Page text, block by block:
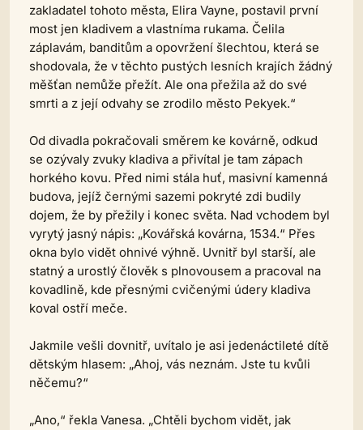
zakladatel tohoto města, Elira Vayne, postavil první
most jen kladivem a vlastníma rukama. Čelila
záplavám, banditům a opovržení šlechtou, která se
shodovala, že v těchto pustých lesních krajích žádný
měšťan nemůže přežít. Ale ona přežila až do své
smrti a z její odvahy se zrodilo město Pekyek.“
Od divadla pokračovali směrem ke kovárně, odkud
se ozývaly zvuky kladiva a přivítal je tam zápach
horkého kovu. Před nimi stála huť, masivní kamenná
budova, jejíž černými sazemi pokryté zdi budily
dojem, že by přežily i konec světa. Nad vchodem byl
vyrytý jasný nápis: „Kovářská kovárna, 1534.“ Přes
okna bylo vidět ohnivé výhně. Uvnitř byl starší, ale
statný a urostlý člověk s plnovousem a pracoval na
kovadlině, kde přesnými cvičenými údery kladiva
koval ostří meče.
Jakmile vešli dovnitř, uvítalo je asi jedenáctileté dítě
dětským hlasem: „Ahoj, vás neznám. Jste tu kvůli
něčemu?“
„Ano,“ řekla Vanesa. „Chtěli bychom vidět, jak